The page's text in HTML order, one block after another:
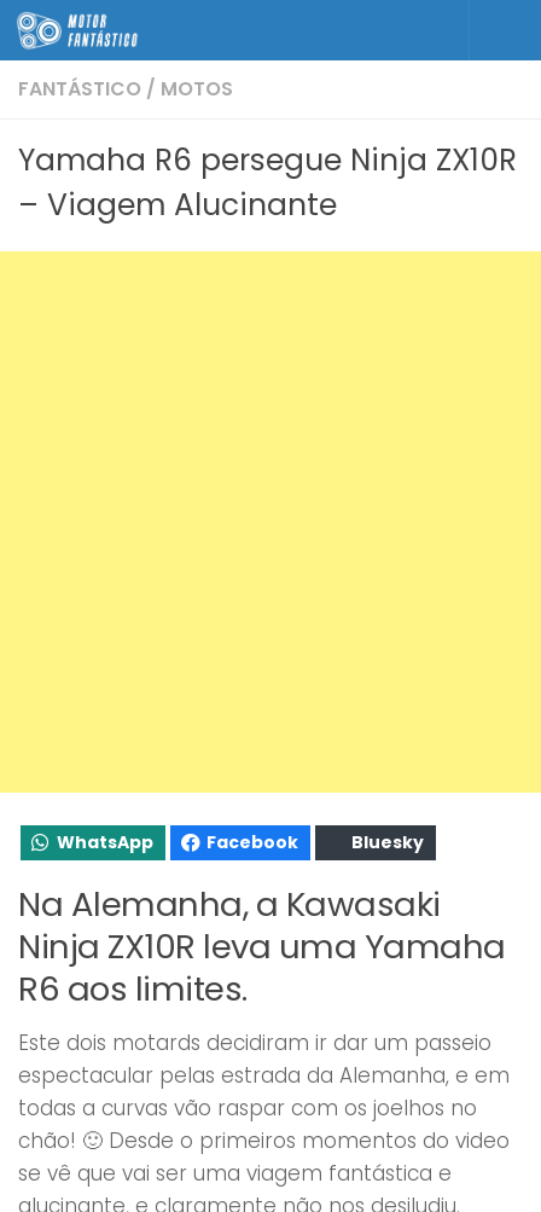
Skip to content
FANTÁSTICO / MOTOS
Yamaha R6 persegue Ninja ZX10R
– Viagem Alucinante
WhatsApp Facebook Bluesky
Na Alemanha, a Kawasaki
Ninja ZX10R leva uma Yamaha
R6 aos limites.
Este dois motards decidiram ir dar um passeio
espectacular pelas estrada da Alemanha, e em
todas a curvas vão raspar com os joelhos no
chão! 🙂 Desde o primeiros momentos do video
se vê que vai ser uma viagem fantástica e
alucinante, e claramente não nos desiludiu.